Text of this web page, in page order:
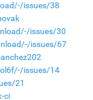
issues/38
issues/30
issues/67
issues/14
21
ci